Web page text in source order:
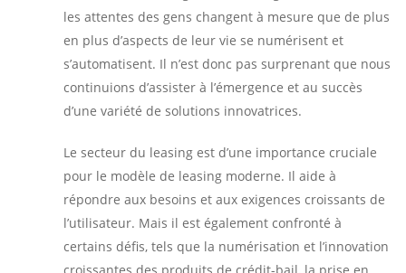
les attentes des gens changent à mesure que de plus
en plus d’aspects de leur vie se numérisent et
s’automatisent. Il n’est donc pas surprenant que nous
continuions d’assister à l’émergence et au succès
d’une variété de solutions innovatrices.
Le secteur du leasing est d’une importance cruciale
pour le modèle de leasing moderne. Il aide à
répondre aux besoins et aux exigences croissants de
l’utilisateur. Mais il est également confronté à
certains défis, tels que la numérisation et l’innovation